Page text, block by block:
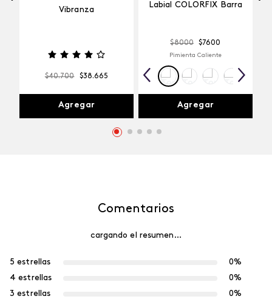
Vibranza
$40.700 $38.665
Agregar
Labial COLORFIX Barra
$8000 $7600
Pimienta Caliente
Agregar
Comentarios
cargando el resumen…
5 estrellas
0%
4 estrellas
0%
3 estrellas
0%